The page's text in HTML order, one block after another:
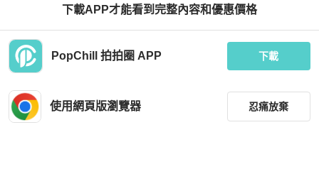
下載APP才能看到完整內容和優惠價格
PopChill 拍拍圈 APP 下載
使用網頁版瀏覽器 忍痛放棄